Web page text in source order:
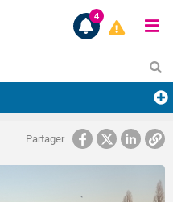
4
Partager